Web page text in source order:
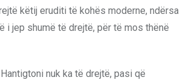
këtij eruditi të kohës moderne, ndërsa
i jep shumë të drejtë, për të mos thënë
nuk ka të drejtë, pasi që